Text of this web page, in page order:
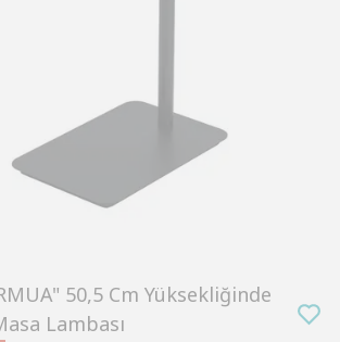
50,5 Cm Yüksekliğinde
Lambası